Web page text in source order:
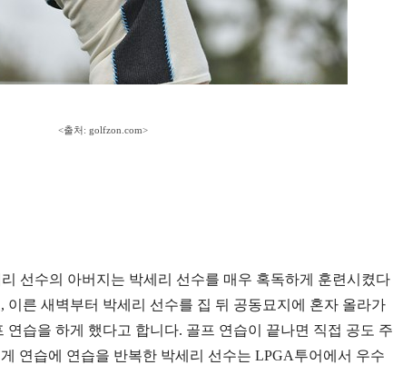
<출처: golfzon.com>
선수의 아버지는 박세리 선수를 매우 혹독하게 훈련시켰다
, 이른 새벽부터 박세리 선수를 집 뒤 공동묘지에 혼자 올라가
연습을 하게 했다고 합니다. 골프 연습이 끝나면 직접 공도 주
연습에 연습을 반복한 박세리 선수는 LPGA투어에서 우수